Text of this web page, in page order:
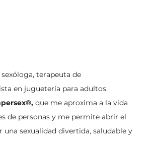
terapeuta de
en juguetería para adultos.
que me aproxima a la vida
de personas y me permite abrir el
una sexualidad divertida, saludable y